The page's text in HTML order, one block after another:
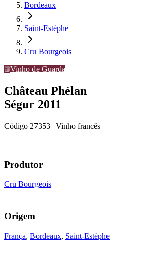
Bordeaux
Saint-Estèphe
Cru Bourgeois
Vinho de Guarda
Château Phélan
Ségur 2011
Código 27353 | Vinho francês
Produtor
Cru Bourgeois
Origem
França, Bordeaux, Saint-Estèphe